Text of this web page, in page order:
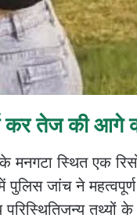
तेज की आगे
मनगटा स्थित एक
पुलिस जांच ने
तथ्यों